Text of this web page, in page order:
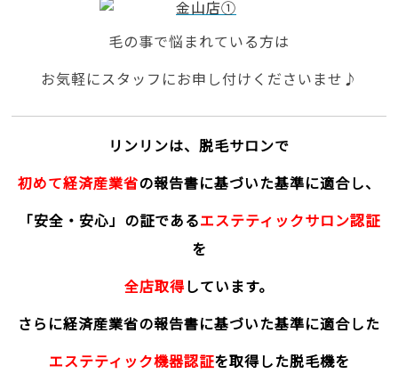
毛の事で悩まれている方は
お気軽にスタッフにお申し付けくださいませ♪
リンリンは、脱毛サロンで
初めて経済産業省の報告書に基づいた基準に適合し、
「安全・安心」の証であるエステティックサロン認証
を
全店取得しています。
さらに経済産業省の報告書に基づいた基準に適合した
エステティック機器認証を取得した脱毛機を